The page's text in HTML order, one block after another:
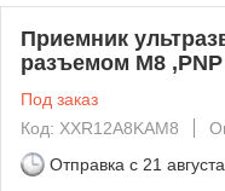
Приемник
разъемом М8 ,PNP
Под заказ
Код: XXR12A8KAM8
Отправка с 21